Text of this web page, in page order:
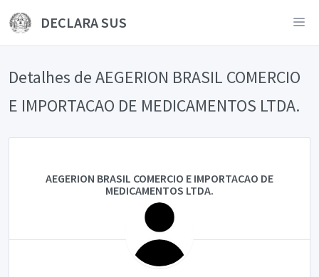
DECLARA SUS
Detalhes de AEGERION BRASIL COMERCIO
E IMPORTACAO DE MEDICAMENTOS LTDA.
AEGERION BRASIL COMERCIO E IMPORTACAO DE
MEDICAMENTOS LTDA.